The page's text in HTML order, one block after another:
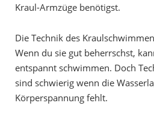
Kraul-Armzüge benötigst.
Die Technik des
Wenn du sie gut beherrschst,
entspannt schwimmen. Doch
sind schwierig wenn die
Körperspannung fehlt.